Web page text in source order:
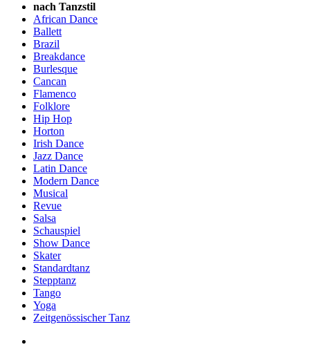
nach Tanzstil
African Dance
Ballett
Brazil
Breakdance
Burlesque
Cancan
Flamenco
Folklore
Hip Hop
Horton
Irish Dance
Jazz Dance
Latin Dance
Modern Dance
Musical
Revue
Salsa
Schauspiel
Show Dance
Skater
Standardtanz
Stepptanz
Tango
Yoga
Zeitgenössischer Tanz